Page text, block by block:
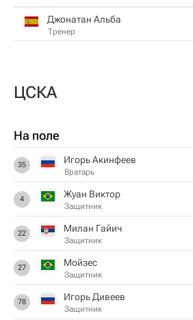
Джонатан Альба
Тренер
ЦСКА
На поле
35 Игорь Акинфеев
Вратарь
4 Жуан Виктор
Защитник
22 Милан Гайич
Защитник
27 Мойзес
Защитник
78 Игорь Дивеев
Защитник